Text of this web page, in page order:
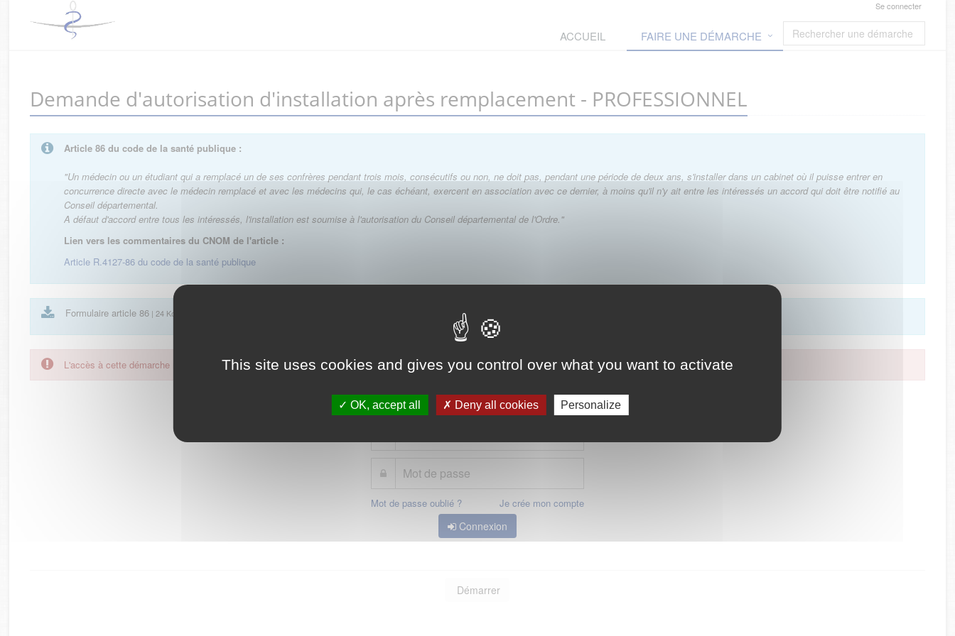
This site uses cookies and gives you control over what you want to activate
OK, accept all Deny all cookies Personalize
Se connecter
ACCUEIL FAIRE UNE DÉMARCHE
Demande d'autorisation d'installation après remplacement - PROFESSIONNEL
Article 86 du code de la santé publique :
"Un médecin ou un étudiant qui a remplacé un de ses confrères pendant trois mois, consécutifs ou non, ne doit pas, pendant une période de deux ans, s'installer dans un cabinet où il puisse entrer en
concurrence directe avec le médecin remplacé et avec les médecins qui, le cas échéant, exercent en association avec ce dernier, à moins qu'il n'y ait entre les intéressés un accord qui doit être notifié au
Conseil départemental.
A défaut d'accord entre tous les intéressés, l'installation est soumise à l'autorisation du Conseil départemental de l'Ordre."
Lien vers les commentaires du CNOM de l'article :
Article R.4127-86 du code de la santé publique
Formulaire article 86| 24 Ko
L'accès à cette démarche ne vous est pas autorisé. Afin d'y avoir accès, vous devezvous connecterouvous créer un compte
Mot de passe oublié ? Je crée mon compte
Connexion
Démarrer